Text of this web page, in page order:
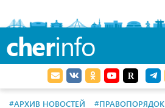
cherinfo
#АРХИВ НОВОСТЕЙ #ПРАВОПОРЯДОК